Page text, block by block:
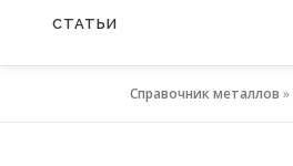
СТАТЬИ
Справочник металлов »